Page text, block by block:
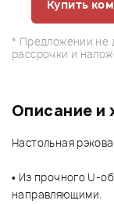
Купить
* Предложении не
рассрочки и
Описание и
Настольная
• Из прочного U-
направляющими.